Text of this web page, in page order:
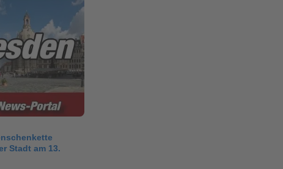
Stadt am 13.